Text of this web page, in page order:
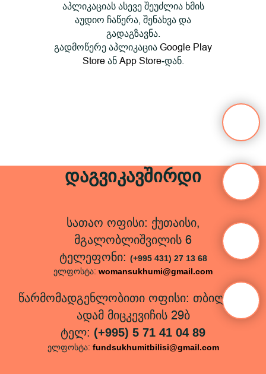
აპლიკაციას ასევე შეუძლია ხმის
აუდიო ჩაწერა, შენახვა და
გადაგზავნა.
გადმოწერე აპლიკაცია Google Play
Storeან App Store-დან.
დაგვიკავშირდი
სათაო ოფისი: ქუთაისი,
მგალობლიშვილის 6
ტელეფონი: (+995 431) 27 13 68
ელფოსტა: womansukhumi@gmail.com
წარმომადგენლობითი ოფისი: თბილისი,
ადამ მიცკევიჩის 29ბ
ტელ: (+995) 5 71 41 04 89
ელფოსტა: fundsukhumitbilisi@gmail.com